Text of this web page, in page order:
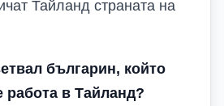
Тайланд страната на
българин, който
работа в Тайланд?